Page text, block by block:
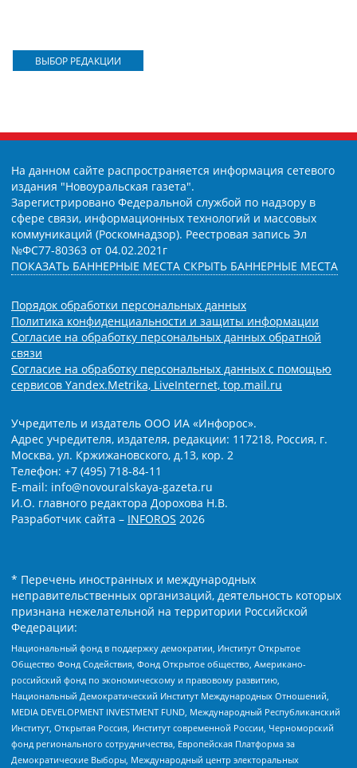
ВЫБОР РЕДАКЦИИ
На данном сайте распространяется информация сетевого
издания "Новоуральская газета".
Зарегистрировано Федеральной службой по надзору в
сфере связи, информационных технологий и массовых
коммуникаций (Роскомнадзор). Реестровая запись Эл
№ФС77-80363 от 04.02.2021г
ПОКАЗАТЬ БАННЕРНЫЕ МЕСТА СКРЫТЬ БАННЕРНЫЕ МЕСТА
Порядок обработки персональных данных
Политика конфиденциальности и защиты информации
Согласие на обработку персональных данных обратной
связи
Согласие на обработку персональных данных с помощью
сервисов Yandex.Metrika, LiveInternet, top.mail.ru
Учредитель и издатель ООО ИА «Инфорос».
Адрес учредителя, издателя, редакции: 117218, Россия, г.
Москва, ул. Кржижановского, д.13, кор. 2
Телефон: +7 (495) 718-84-11
E-mail: info@novouralskaya-gazeta.ru
И.О. главного редактора Дорохова Н.В.
Разработчик сайта – INFOROS 2026
* Перечень иностранных и международных
неправительственных организаций, деятельность которых
признана нежелательной на территории Российской
Федерации:
Национальный фонд в поддержку демократии, Институт Открытое
Общество Фонд Содействия, Фонд Открытое общество, Американо-
российский фонд по экономическому и правовому развитию,
Национальный Демократический Институт Международных Отношений,
MEDIA DEVELOPMENT INVESTMENT FUND, Международный Республиканский
Институт, Открытая Россия, Институт современной России, Черноморский
фонд регионального сотрудничества, Европейская Платформа за
Демократические Выборы, Международный центр электоральных